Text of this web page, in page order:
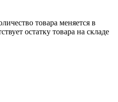
товара меняется в
остатку товара на складе